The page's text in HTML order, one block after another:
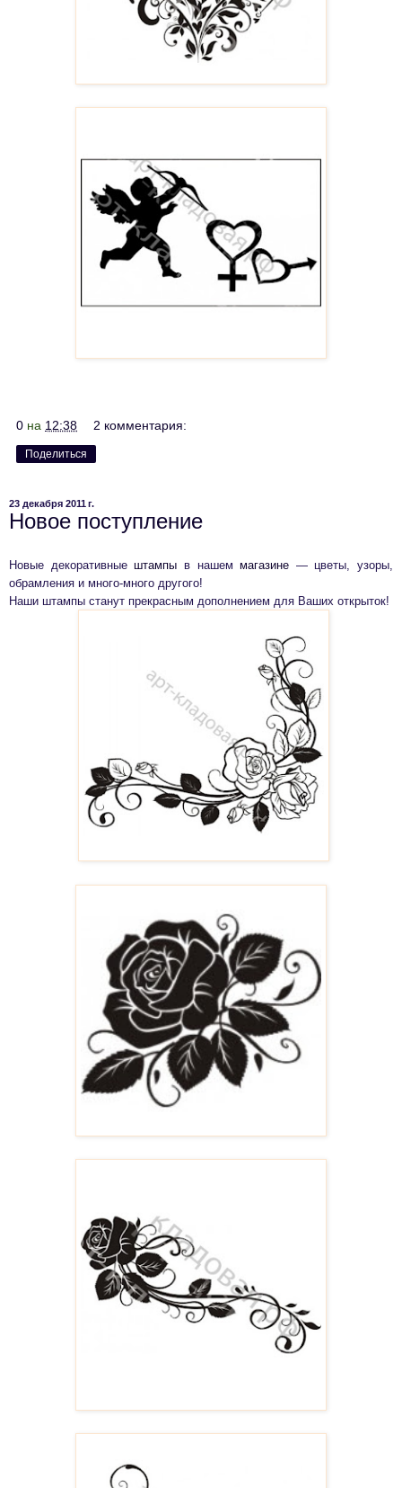
0 на 12:38 2 комментария:
Поделиться
23 декабря 2011 г.
Новое поступление
Новые декоративныештампы в нашеммагазине — цветы, узоры,
обрамления и много-много другого!
Наши штампы станут прекрасным дополнением для Ваших открыток!